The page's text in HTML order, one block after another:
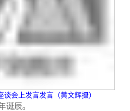
大校友会
划
平台
采
苑
服务
赛
介
辞
会上发言发言（黄文辉摄）
诞辰。